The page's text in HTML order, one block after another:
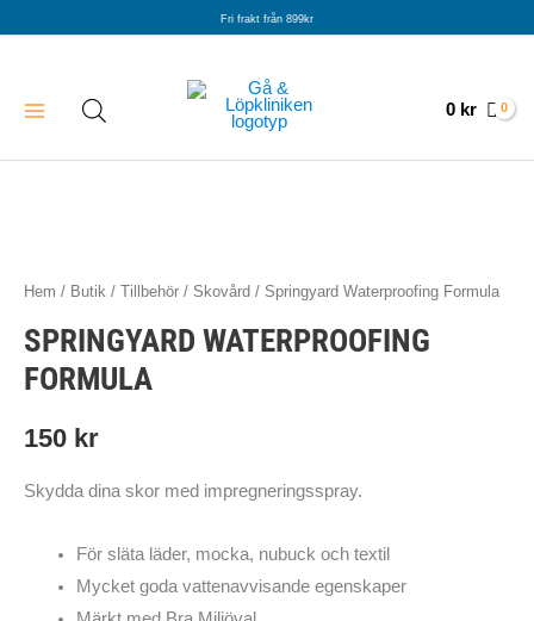
Fri frakt från 899kr
0 kr
Hem / Butik / Tillbehör / Skovård / Springyard Waterproofing Formula
SPRINGYARD WATERPROOFING
FORMULA
150 kr
Skydda dina skor med impregneringsspray.
För släta läder, mocka, nubuck och textil
Mycket goda vattenavvisande egenskaper